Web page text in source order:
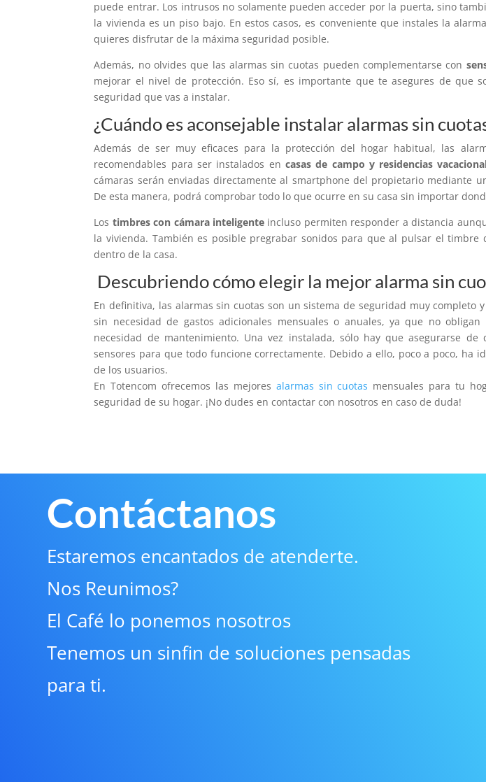
puede entrar. Los intrusos no solamente pueden acceder por la puerta, sino
la vivienda es un piso bajo. En estos casos, es conveniente que instales la
quieres disfrutar de la máxima seguridad posible.
Además, no olvides que las alarmas sin cuotas pueden complementarse con
mejorar el nivel de protección. Eso sí, es importante que te asegures de que
seguridad que vas a instalar.
¿Cuándo es aconsejable instalar alarmas sin
Además de ser muy eficaces para la protección del hogar habitual, las
recomendables para ser instalados en casas de campo y residencias
cámaras serán enviadas directamente al smartphone del propietario mediante
De esta manera, podrá comprobar todo lo que ocurre en su casa sin importar
Los timbres con cámara inteligente incluso permiten responder a distancia
la vivienda. También es posible pregrabar sonidos para que al pulsar el timbre
dentro de la casa.
Descubriendo cómo elegir la mejor alarma sin
En definitiva, las alarmas sin cuotas son un sistema de seguridad muy completo
sin necesidad de gastos adicionales mensuales o anuales, ya que no
necesidad de mantenimiento. Una vez instalada, sólo hay que asegurarse
sensores para que todo funcione correctamente. Debido a ello, poco a poco, ha
de los usuarios.
En Totencom ofrecemos las mejores alarmas sin cuotas mensuales para tu
seguridad de su hogar. ¡No dudes en contactar con nosotros en caso de duda!
Contáctanos
Estaremos encantados de atenderte.
Nos Reunimos?
El Café lo ponemos nosotros
Tenemos un sinfin de soluciones pensadas
para ti.